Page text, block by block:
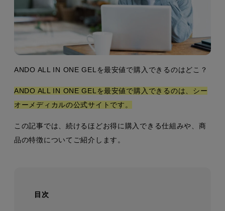
ANDO ALL IN ONE GELを最安値で購入できるのはどこ？
ANDO ALL IN ONE GELを最安値で購入できるのは、シー
オーメディカルの公式サイトです。
この記事では、続けるほどお得に購入できる仕組みや、商
品の特徴についてご紹介します。
目次